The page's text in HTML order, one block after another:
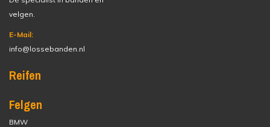
velgen.
E-Mail:
info@lossebanden.nl
Reifen
Felgen
BMW